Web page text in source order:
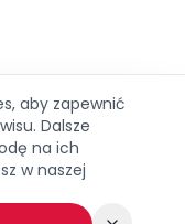
aby zapewnić
Dalsze
na ich
w naszej